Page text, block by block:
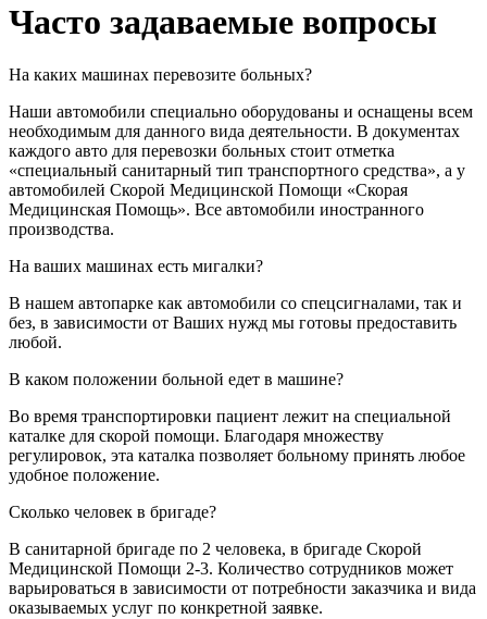
Часто задаваемые вопросы
На каких машинах перевозите больных?
Наши автомобили специально оборудованы и оснащены всем
необходимым для данного вида деятельности. В документах
каждого авто для перевозки больных стоит отметка
«специальный санитарный тип транспортного средства», а у
автомобилей Скорой Медицинской Помощи «Скорая
Медицинская Помощь». Все автомобили иностранного
производства.
На ваших машинах есть мигалки?
В нашем автопарке как автомобили со спецсигналами, так и
без, в зависимости от Ваших нужд мы готовы предоставить
любой.
В каком положении больной едет в машине?
Во время транспортировки пациент лежит на специальной
каталке для скорой помощи. Благодаря множеству
регулировок, эта каталка позволяет больному принять любое
удобное положение.
Сколько человек в бригаде?
В санитарной бригаде по 2 человека, в бригаде Скорой
Медицинской Помощи 2-3. Количество сотрудников может
варьироваться в зависимости от потребности заказчика и вида
оказываемых услуг по конкретной заявке.